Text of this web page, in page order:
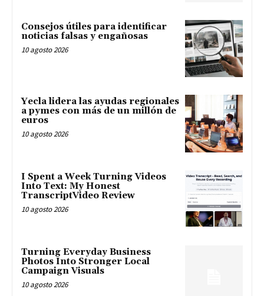
Consejos útiles para identificar
noticias falsas y engañosas
10 agosto 2026
Yecla lidera las ayudas regionales
a pymes con más de un millón de
euros
10 agosto 2026
I Spent a Week Turning Videos
Into Text: My Honest
TranscriptVideo Review
10 agosto 2026
Turning Everyday Business
Photos Into Stronger Local
Campaign Visuals
10 agosto 2026